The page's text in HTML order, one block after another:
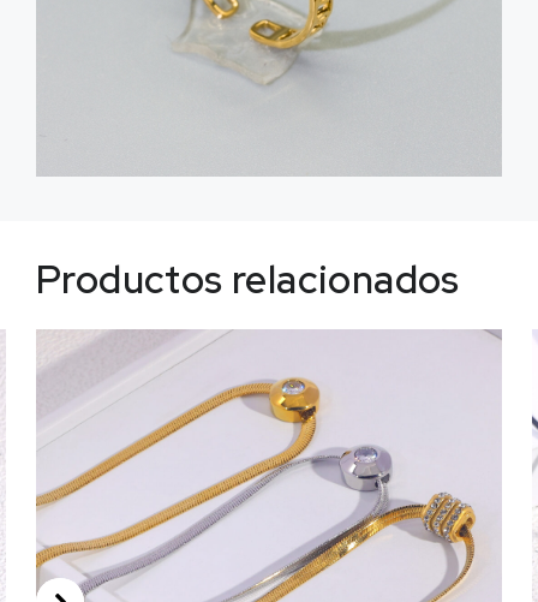
Productos relacionados